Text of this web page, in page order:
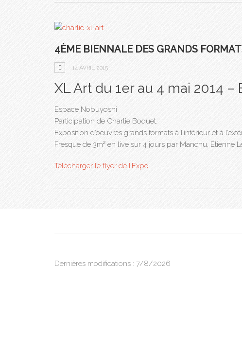
4ÈME BIENNALE DES GRANDS
14 AVRIL 2015
XL Art du 1er au 4 mai 2014 –
Espace Nobuyoshi
Participation de Charlie Boquet.
Exposition d’oeuvres grands formats à l’intérieur et à
Fresque de 3m² en live sur 4 jours par Manchu, Étienne
Télécharger le flyer de l’Expo
Dernières modifications : 7/8/2026